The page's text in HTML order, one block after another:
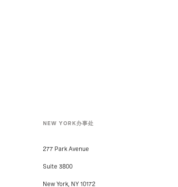
NEW YORK办事处
277 Park Avenue
Suite 3800
New York, NY 10172